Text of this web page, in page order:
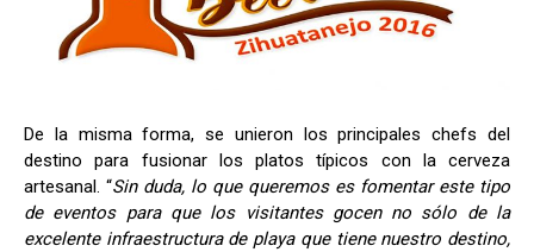
De la misma forma, se unieron los principales chefs del
destino para fusionar los platos típicos con la cerveza
artesanal. “Sin duda, lo que queremos es fomentar este tipo
de eventos para que los visitantes gocen no sólo de la
excelente infraestructura de playa que tiene nuestro destino,